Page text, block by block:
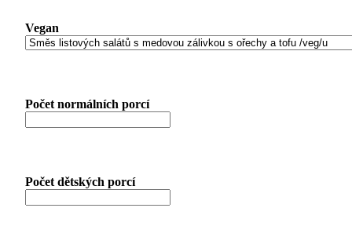
Vegan
Počet normálních porcí
Počet dětských porcí